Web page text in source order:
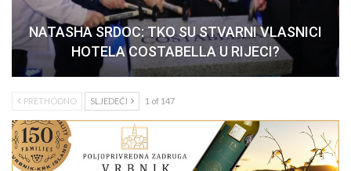
NATASHA SRDOC: TKO SU STVARNI VLASNICI
HOTELA COSTABELLA U RIJECI?
PRETHODNO SLJEDEĆI 1 of 147